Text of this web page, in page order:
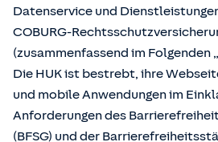
Datenservice und
COBURG-
(zusammenfassend im Folgenden
Die HUK ist bestrebt, ihre
und mobile Anwendungen im
Anforderungen des
(BFSG) und der